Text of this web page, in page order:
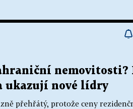
nemovitosti?
ukazují nové lídry
přehřátý, protože ceny